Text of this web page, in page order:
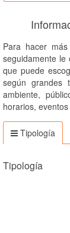
Para hacer
seguidamente le
que puede
según grandes
ambiente,
horarios,
Tipología
Tipología